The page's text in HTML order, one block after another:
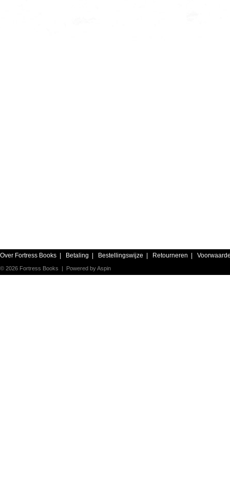
Over Fortress Books Betaling Bestellingswijze Retourneren
© 2026 Fortress Books | Powered byAspin